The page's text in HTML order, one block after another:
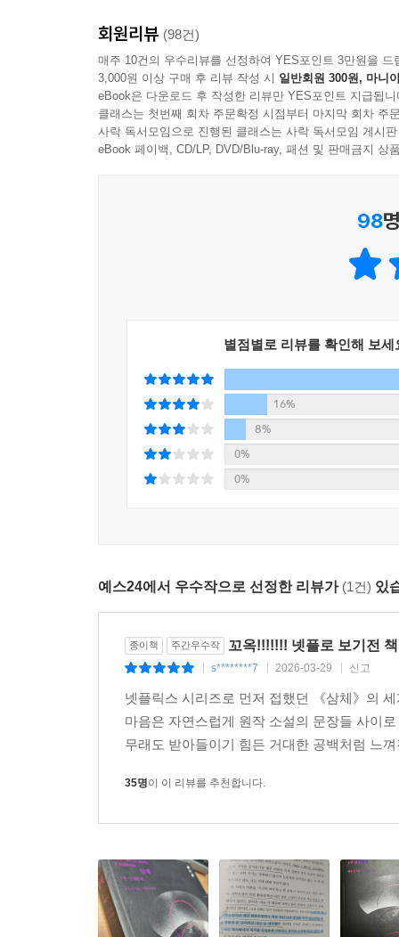
- 데이비드 브린 (휴고상, 네뷸러상, 로커스상 수상
회원리뷰 (98건)
매주 10건의 우수리뷰를 선정하여 YES포인트 3만원을 드
3,000원 이상 구매 후 리뷰 작성 시 일반회원 300원, 마니
eBook은 다운로드 후 작성한 리뷰만 YES포인트 지급됩니
클래스는 첫번째 회차 주문확정 시점부터 마지막 회차 주
사락 독서모임으로 진행된 클래스는 사락 독서모임 게시
eBook 페이백, CD/LP, DVD/Blu-ray, 패션 및 판매금지 상
98
별점별로 리뷰를 확인해 보세
16%
8%
0%
0%
예스24에서 우수작으로 선정한 리뷰가 (1건) 있
종이책 주간우수작 꼬옥!!!!!!! 넷플로 보기전
s********7 2026-03-29 신고
넷플릭스 시리즈로 먼저 접했던 《삼체》의
마음은 자연스럽게 원작 소설의 문장들 사이
무래도 받아들이기 힘든 거대한 공백처럼 느
35명이 이 리뷰를 추천합니다.